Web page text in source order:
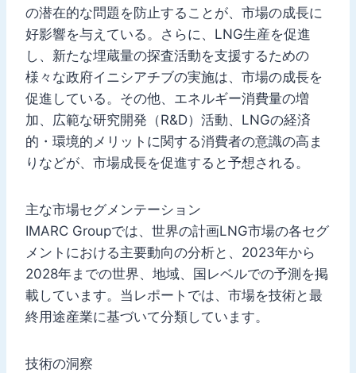
の潜在的な問題を防止することが、市場の成長に
好影響を与えている。さらに、LNG生産を促進
し、新たな埋蔵量の探査活動を支援するための
様々な政府イニシアチブの実施は、市場の成長を
促進している。その他、エネルギー消費量の増
加、広範な研究開発（R&D）活動、LNGの経済
的・環境的メリットに関する消費者の意識の高ま
りなどが、市場成長を促進すると予想される。
主な市場セグメンテーション
IMARC Groupでは、世界の計画LNG市場の各セグ
メントにおける主要動向の分析と、2023年から
2028年までの世界、地域、国レベルでの予測を掲
載しています。当レポートでは、市場を技術と最
終用途産業に基づいて分類しています。
技術の洞察